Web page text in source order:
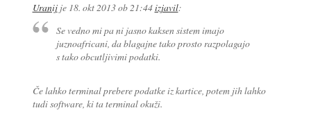
Uranijje 18. okt 2013 ob 21:44izjavil:
Se vedno mi pa ni jasno kaksen sistem imajo
juznoafricani, da blagajne tako prosto razpolagajo
s tako obcutljivimi podatki.
Če lahko terminal prebere podatke iz kartice, potem jih lahko
tudi software, ki ta terminal okuži.